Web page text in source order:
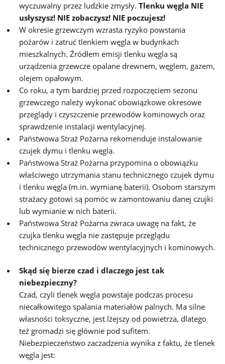
wyczuwalny przez ludzkie zmysły.Tlenku węgla NIE
usłyszysz! NIE zobaczysz! NIE poczujesz!
W okresie grzewczym wzrasta ryzyko powstania
pożarów i zatruć tlenkiem węgla w budynkach
mieszkalnych. Źródłem emisji tlenku węgla są
urządzenia grzewcze opalane drewnem, węglem, gazem,
olejem opałowym.
Co roku, a tym bardziej przed rozpoczęciem sezonu
grzewczego należy wykonać obowiązkowe okresowe
przeglądy i czyszczenie przewodów kominowych oraz
sprawdzenie instalacji wentylacyjnej.
Państwowa Straż Pożarna rekomenduje instalowanie
czujek dymu i tlenku węgla.
Państwowa Straż Pożarna przypomina o obowiązku
właściwego utrzymania stanu technicznego czujek dymu
i tlenku węgla (m.in. wymianę baterii). Osobom starszym
strażacy gotowi są pomóc w zamontowaniu danej czujki
lub wymianie w nich baterii.
Państwowa Straż Pożarna zwraca uwagę na fakt, że
czujka tlenku węgla nie zastępuje przeglądu
technicznego przewodów wentylacyjnych i kominowych.
Skąd się bierze czad i dlaczego jest tak
niebezpieczny?
Czad, czyli tlenek węgla powstaje podczas procesu
niecałkowitego spalania materiałów palnych. Ma silne
własności toksyczne, jest lżejszy od powietrza, dlatego
też gromadzi się głównie pod sufitem.
Niebezpieczeństwo zaczadzenia wynika z faktu, że tlenek
węgla jest: